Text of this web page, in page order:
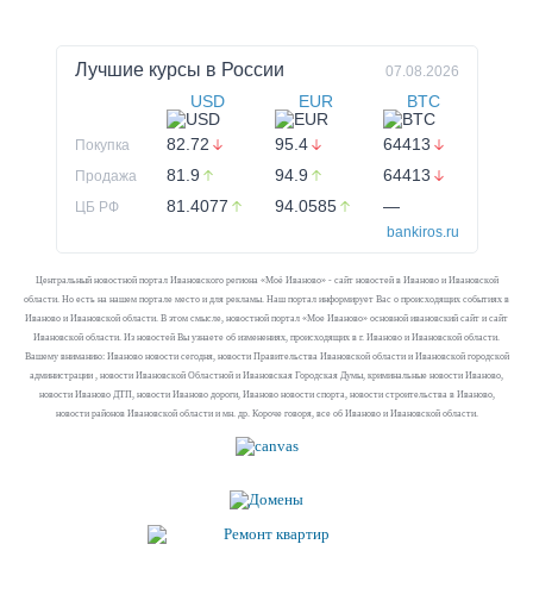
Лучшие курсы в России 07.08.2026
USD EUR BTC
Покупка 82.72 95.4 64413
Продажа 81.9 94.9 64413
ЦБ РФ 81.4077 94.0585 —
bankiros.ru
Центральный новостной портал Ивановского региона «Моё Иваново» - сайт новостей в Иваново и Ивановской
области. Но есть на нашем портале место и для рекламы. Наш портал информирует Вас о происходящих событиях в
Иваново и Ивановской области. В этом смысле, новостной портал «Мое Иваново» основной ивановский сайт и сайт
Ивановской области. Из новостей Вы узнаете об изменениях, происходящих в г. Иваново и Ивановской области.
Вашему вниманию: Иваново новости сегодня, новости Правительства Ивановской области и Ивановской городской
администрации , новости Ивановской Областной и Ивановская Городская Думы, криминальные новости Иваново,
новости Иваново ДТП, новости Иваново дороги, Иваново новости спорта, новости строительства в Иваново,
новости районов Ивановской области и мн. др. Короче говоря, все об Иваново и Ивановской области.